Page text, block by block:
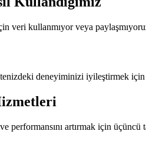
veri kullanmıyor veya
deneyiminizi iyileştirmek
performansını artırmak için